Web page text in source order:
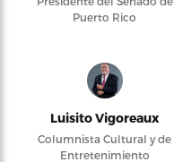
Puerto Rico
Luisito Vigoreaux
Columnista Cultural y de
Entretenimiento